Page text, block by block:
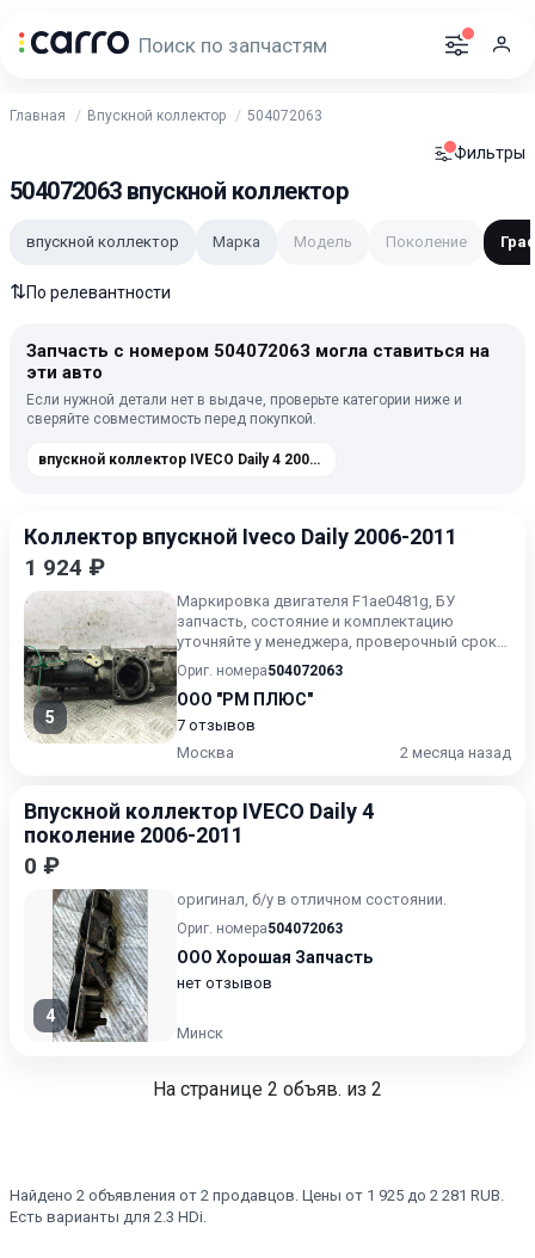
Главная Впускной коллектор 504072063
Фильтры
504072063 впускной коллектор
впускной коллектор Марка Модель Поколение
⇅По релевантности
Запчасть с номером 504072063 могла ставиться на
эти авто
Если нужной детали нет в выдаче, проверьте категории ниже и
сверяйте совместимость перед покупкой.
впускной коллектор IVECO Daily 4 2006-2011
Коллектор впускной Iveco Daily 2006-2011
1 924 ₽
5
Маркировка двигателя F1ae0481g, БУ
запчасть, состояние и комплектацию
уточняйте у менеджера, проверочный срок
от 14 до 30 дней.
Ориг. номера504072063
ООО "РМ ПЛЮС"
7 отзывов
Москва
2 месяца назад
Впускной коллектор IVECO Daily 4
поколение 2006-2011
0 ₽
4
оригинал, б/у в отличном состоянии.
Ориг. номера504072063
ООО Хорошая Запчасть
нет отзывов
Минск
На странице 2 объяв. из 2
Найдено 2 объявления от 2 продавцов. Цены от 1 925 до 2 281 RUB.
Есть варианты для 2.3 HDi.